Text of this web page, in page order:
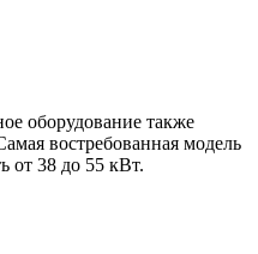
оборудование также
востребованная модель
от 38 до 55 кВт.